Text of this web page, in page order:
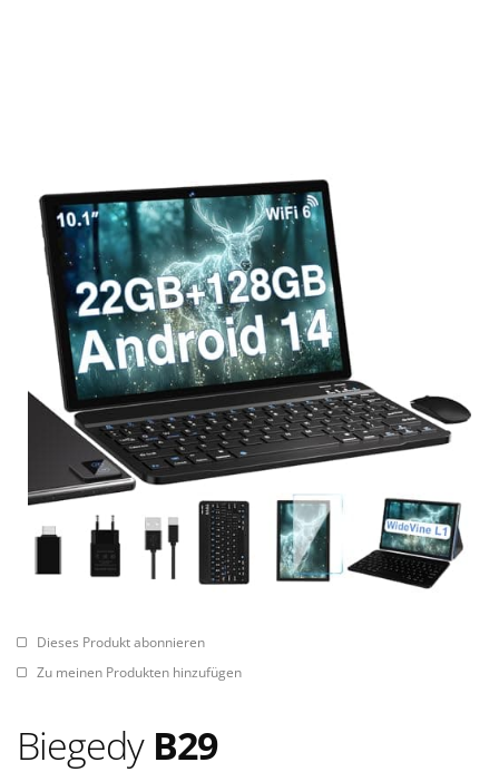
Dieses Produkt abonnieren
Zu meinen Produkten hinzufügen
Biegedy B29